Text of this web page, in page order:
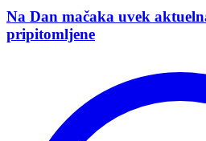
Na Dan mačaka uvek
pripitomljene